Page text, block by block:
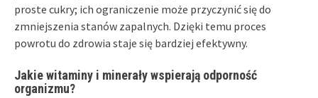
proste cukry; ich ograniczenie może przyczynić się do
zmniejszenia stanów zapalnych. Dzięki temu proces
powrotu do zdrowia staje się bardziej efektywny.
Jakie witaminy i minerały wspierają odporność
organizmu?